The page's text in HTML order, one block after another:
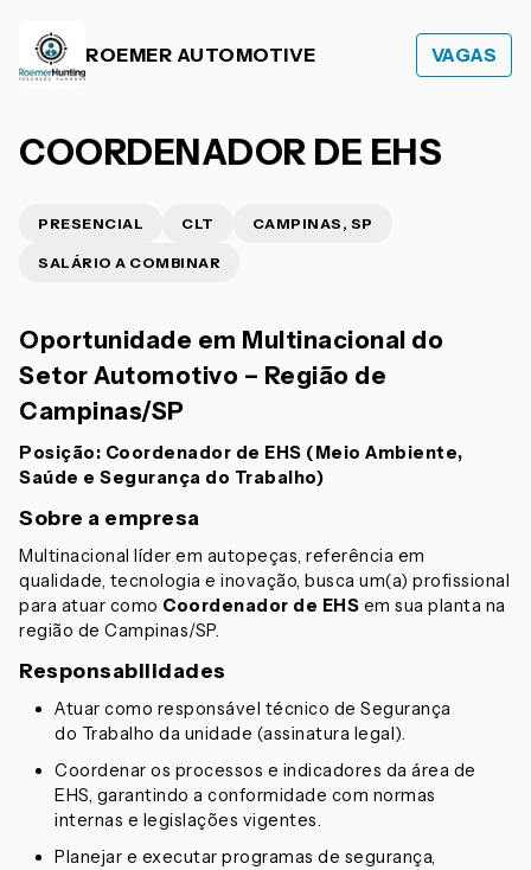
ROEMER AUTOMOTIVE VAGAS
COORDENADOR DE EHS
PRESENCIAL CLT CAMPINAS, SP
SALÁRIO A COMBINAR
Oportunidade em Multinacional do
Setor Automotivo – Região de
Campinas/SP
Posição: Coordenador de EHS (Meio Ambiente,
Saúde e Segurança do Trabalho)
Sobre a empresa
Multinacional líder em autopeças, referência em
qualidade, tecnologia e inovação, busca um(a) profissional
para atuar como Coordenador de EHS em sua planta na
região de Campinas/SP.
Responsabilidades
Atuar como responsável técnico de Segurança
do Trabalho da unidade (assinatura legal).
Coordenar os processos e indicadores da área de
EHS, garantindo a conformidade com normas
internas e legislações vigentes.
Planejar e executar programas de segurança,